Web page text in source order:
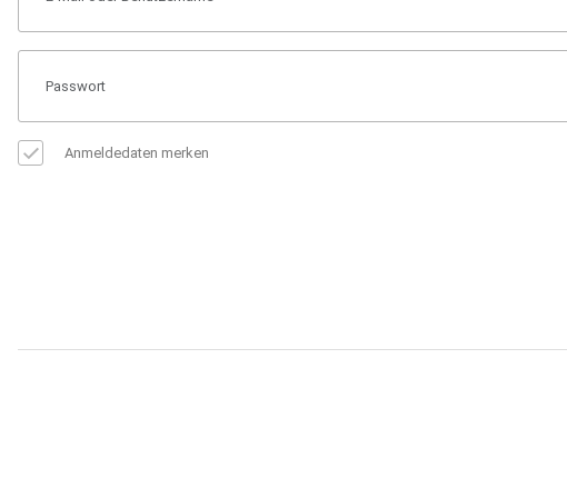
Anmeldedaten merken